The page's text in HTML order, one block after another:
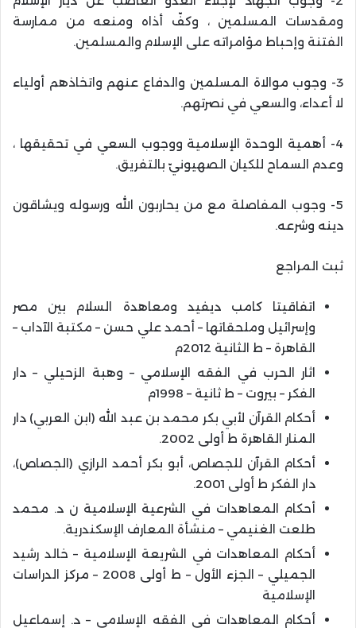
ومقدسات المسلمين ، وكفّ أذاه ومنعه من ممارسة
الفتنة وإحباط مؤامراته على الإسلام والمسلمين.
3- وجوب موالاة المسلمين والدفاع عنهم واتخاذهم أولياء
لا أعداء، والسعي في نصرتهم.
4- أهمية الوحدة الإسلامية ووجوب السعي في تحقيقها ،
وعدم السماح للكيان الصهيونيّ بالتفريق.
5- وجوب المفاصلة مع من يحاربون الله ورسوله ويشاقون
دينه وشرعه.
ثبت المراجع
اتفاقيتا كامب ديفيد ومعاهدة السلام بين مصر
وإسرائيل وملحقاتها – أحمد علي حسن – مكتبة الآداب –
القاهرة – ط الثانية 2012م
اثار الحرب في الفقه الإسلامي – وهبة الزحيلي – دار
الفكر – بيروت – ط ثانية – 1998م
أحكام القرآن لأبي بكر محمد بن عبد الله (ابن العربي) دار
المنار القاهرة ط أولى 2002.
أحكام القرآن للجصاص، أبو بكر أحمد الرازي (الجصاص)،
دار الفكر ط أولى 2001.
أحكام المعاهدات في الشرعية الإسلامية ن د. محمد
طلعت الغنيمي – منشأة المعارف الإسكندرية.
أحكام المعاهدات في الشريعة الإسلامية – خالد رشيد
الجميلي – الجزء الأول – ط أولى 2008 – مركز الدراسات
الإسلامية
أحكام المعاهدات في الفقه الإسلامي – د. إسماعيل